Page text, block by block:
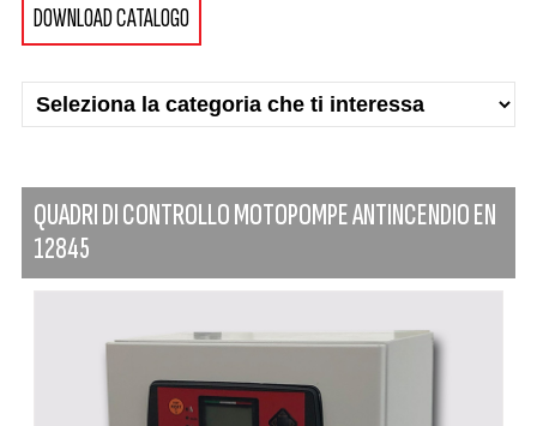
DOWNLOAD CATALOGO
QUADRI DI CONTROLLO MOTOPOMPE ANTINCENDIO EN
12845